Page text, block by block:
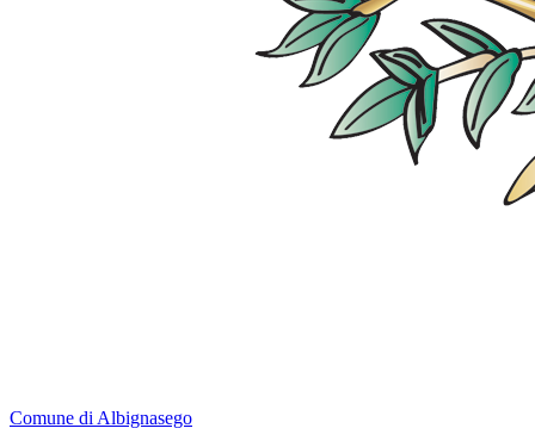
Comune di Albignasego